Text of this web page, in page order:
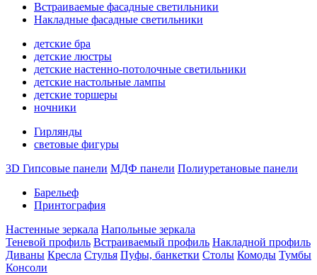
Встраиваемые фасадные светильники
Накладные фасадные светильники
детские бра
детские люстры
детские настенно-потолочные светильники
детские настольные лампы
детские торшеры
ночники
Гирлянды
световые фигуры
3D Гипсовые панели МДФ панели Полиуретановые панели
Барельеф
Принтография
Настенные зеркала Напольные зеркала
Теневой профиль Встраиваемый профиль Накладной профиль
Диваны Кресла Стулья Пуфы, банкетки Столы Комоды Тумбы
Консоли